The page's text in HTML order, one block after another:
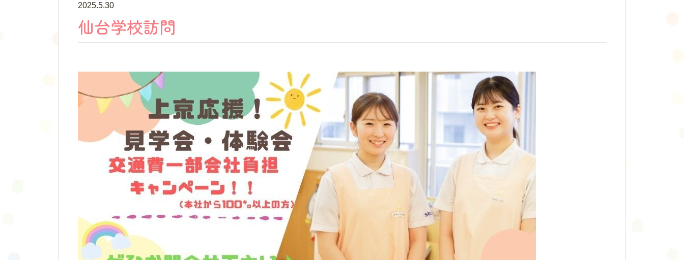
保育施設一覧
小学館アカデミー保育園の考え方
保育環境
わたしたちの“あったかい”工夫
保護者さまの声
事業紹介
就職支援ご担当者様へ
資料請求
採用情報
選考フロー
募集要項
よくあるご質問
2025.5.30
仙台学校訪問